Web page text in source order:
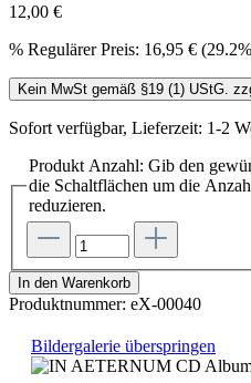
12,00 €
% Regulärer Preis: 16,95 €
Kein MwSt gemäß §19 (1) UStG.
Sofort verfügbar, Lieferzeit: 1-2
Produkt Anzahl: Gib den
die Schaltflächen um die
reduzieren.
In den Warenkorb
Produktnummer: eX-00040
Bildergalerie überspringen